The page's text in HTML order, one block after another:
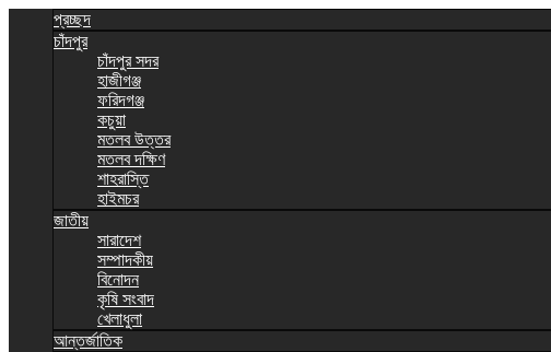
প্রচ্ছদ
চাঁদপুর
চাঁদপুর সদর
হাজীগঞ্জ
ফরিদগঞ্জ
কচুয়া
মতলব উত্তর
মতলব দক্ষিণ
শাহরাস্তি
হাইমচর
জাতীয়
সারাদেশ
সম্পাদকীয়
বিনোদন
কৃষি সংবাদ
খেলাধুলা
আন্তর্জাতিক